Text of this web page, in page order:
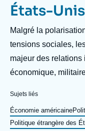
Navigation
principale
L'Ifri
Analyses
Événements
À propos de l'Ifri
L'Ifri en bref
États-Unis
Description
Malgré la
tensions sociales,
majeur des
économique,
Sujets liés
Économie américaine
Politique étrangère des